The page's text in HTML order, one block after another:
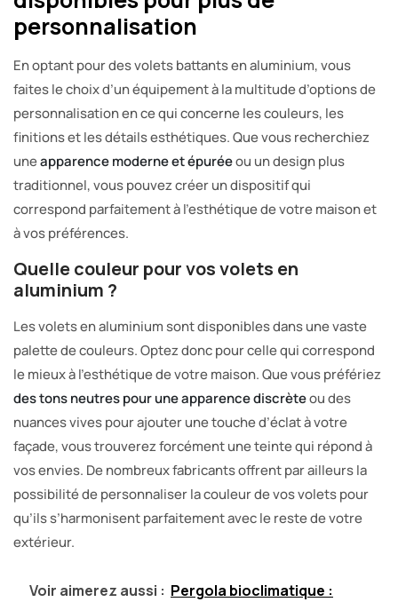
personnalisation
En optant pour des volets battants en aluminium, vous
faites le choix d’un équipement à la multitude d’options de
personnalisation en ce qui concerne les couleurs, les
finitions et les détails esthétiques. Que vous recherchiez
uneapparence moderne et épuréeou un design plus
traditionnel, vous pouvez créer un dispositif qui
correspond parfaitement à l’esthétique de votre maison et
à vos préférences.
Quelle couleur pour vos volets en
aluminium ?
Les volets en aluminium sont disponibles dans une vaste
palette de couleurs. Optez donc pour celle qui correspond
le mieux à l’esthétique de votre maison. Que vous préfériez
des tons neutres pour une apparence discrèteou des
nuances vives pour ajouter une touche d’éclat à votre
façade, vous trouverez forcément une teinte qui répond à
vos envies. De nombreux fabricants offrent par ailleurs la
possibilité de personnaliser la couleur de vos volets pour
qu’ils s’harmonisent parfaitement avec le reste de votre
extérieur.
Voir aimerez aussi : Pergola bioclimatique :